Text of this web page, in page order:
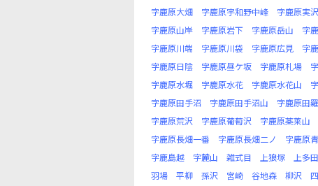
字鹿原大畑
字鹿原宇和野中峰 字鹿原実沢
字鹿原山岸
字鹿原岩下 字鹿原岳山 字
字鹿原川端
字鹿原川袋 字鹿原広見 字
字鹿原日陰
字鹿原昼ケ坂 字鹿原札場
字鹿原水堀
字鹿原水花 字鹿原水花山
字鹿原田手沼
字鹿原田手沼山 字鹿原田
字鹿原荒沢
字鹿原葡萄沢 字鹿原薬莱山
字鹿原長畑一番
字鹿原長畑二ノ 字鹿原
字鹿島越
字麓山 雑式目 上狼塚 上多
羽場
平柳 孫沢 宮崎 谷地森 柳沢